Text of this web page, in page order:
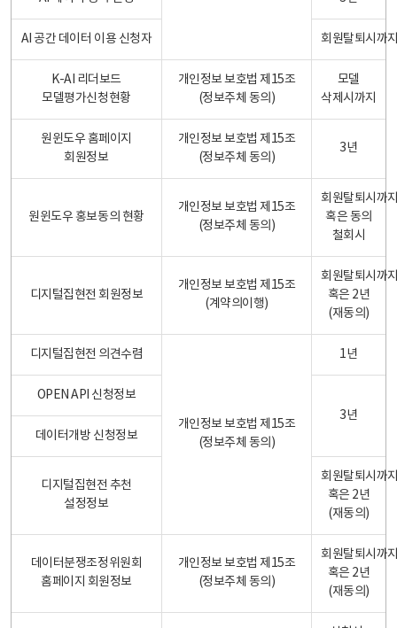
AI 공간 데이터 이용 신청자 회원탈퇴시까
K-AI 리더보드
모델평가신청현황
개인정보 보호법 제15조
(정보주체 동의)
모델
삭제시까지
원윈도우 홈페이지
회원정보
개인정보 보호법 제15조
(정보주체 동의)
3년
원윈도우 홍보동의 현황
개인정보 보호법 제15조
(정보주체 동의)
회원탈퇴시까
혹은 동의
철회시
디지털집현전 회원정보
개인정보 보호법 제15조
(계약의이행)
회원탈퇴시까
혹은 2년
(재동의)
디지털집현전 의견수렴
개인정보 보호법 제15조
(정보주체 동의)
1년
OPEN API 신청정보
3년
데이터개방 신청정보
디지털집현전 추천
설정정보
회원탈퇴시까
혹은 2년
(재동의)
데이터분쟁조정위원회
홈페이지 회원정보
개인정보 보호법 제15조
(정보주체 동의)
회원탈퇴시까
혹은 2년
(재동의)